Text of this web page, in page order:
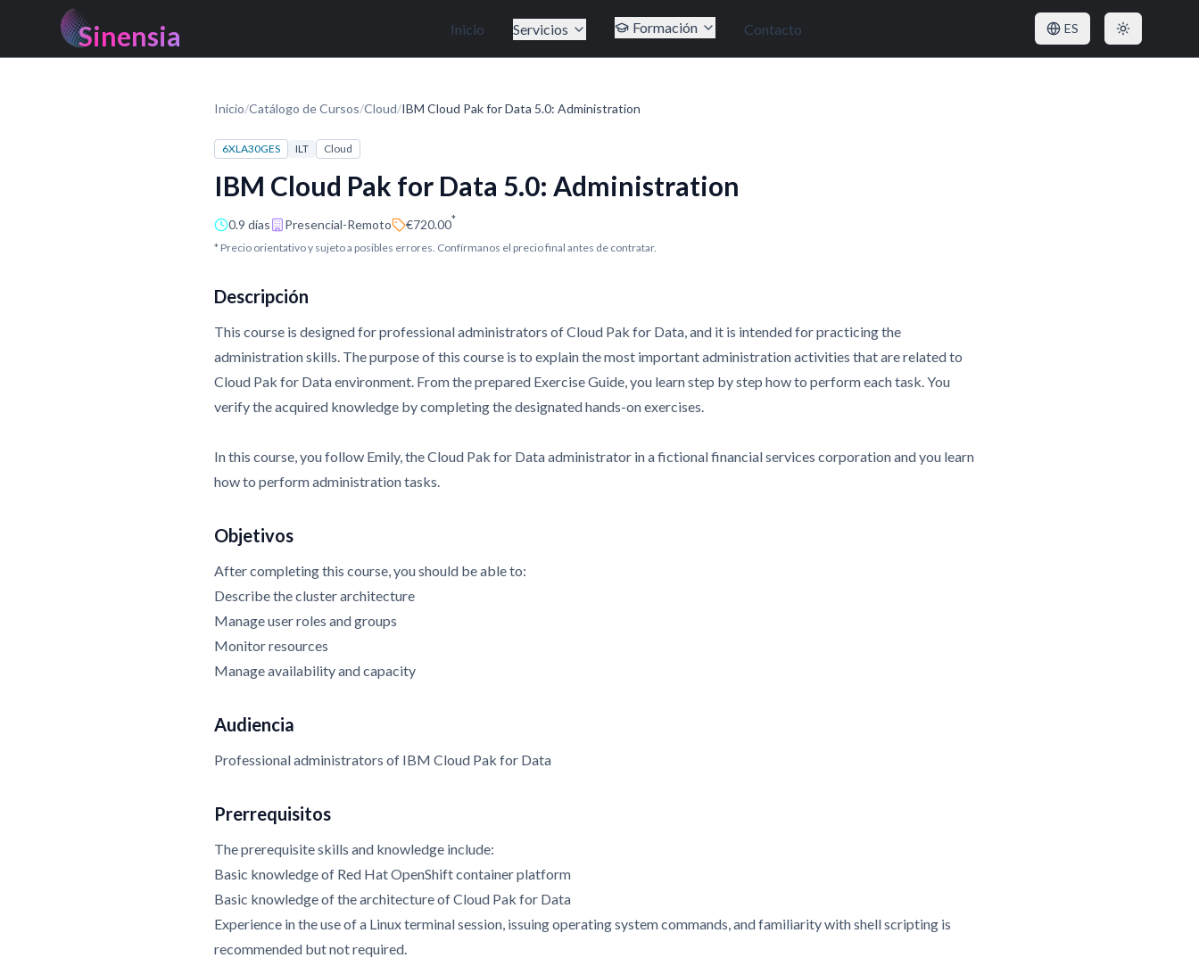
Sinensia Inicio Servicios Formación Contacto ES
Inicio/Catálogo de Cursos/Cloud/IBM Cloud Pak for Data 5.0: Administration
6XLA30GES ILT Cloud
IBM Cloud Pak for Data 5.0: Administration
0.9 días Presencial-Remoto €720.00*
* Precio orientativo y sujeto a posibles errores. Confírmanos el precio final antes de contratar.
Descripción
This course is designed for professional administrators of Cloud Pak for Data, and it is intended for practicing the
administration skills. The purpose of this course is to explain the most important administration activities that are related to
Cloud Pak for Data environment. From the prepared Exercise Guide, you learn step by step how to perform each task. You
verify the acquired knowledge by completing the designated hands-on exercises.
In this course, you follow Emily, the Cloud Pak for Data administrator in a fictional financial services corporation and you learn
how to perform administration tasks.
Objetivos
After completing this course, you should be able to:
Describe the cluster architecture
Manage user roles and groups
Monitor resources
Manage availability and capacity
Audiencia
Professional administrators of IBM Cloud Pak for Data
Prerrequisitos
The prerequisite skills and knowledge include:
Basic knowledge of Red Hat OpenShift container platform
Basic knowledge of the architecture of Cloud Pak for Data
Experience in the use of a Linux terminal session, issuing operating system commands, and familiarity with shell scripting is
recommended but not required.